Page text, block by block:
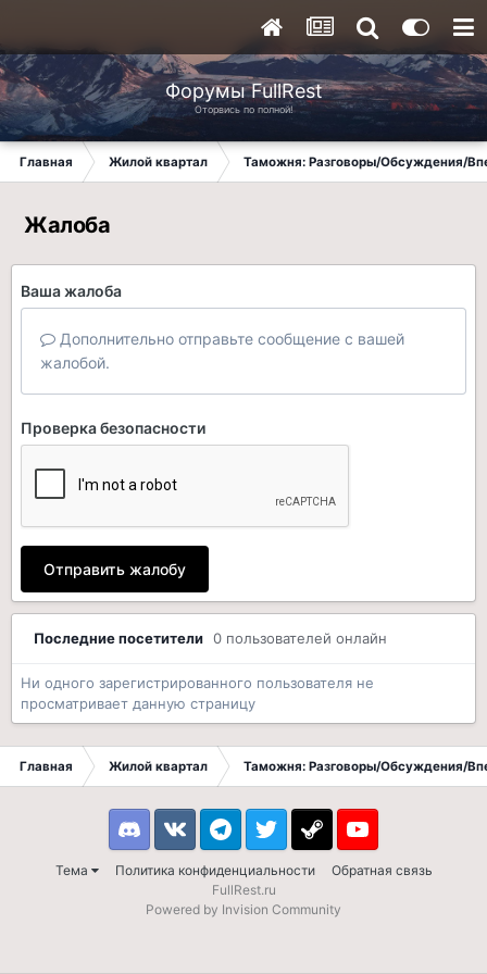
Форумы FullRest
Оторвись по полной!
Главная Жилой квартал Таможня: Разговоры/Обсуждения/
Жалоба
Ваша жалоба
Дополнительно отправьте сообщение с вашей
жалобой.
Проверка безопасности
Отправить жалобу
Последние посетители 0 пользователей онлайн
Ни одного зарегистрированного пользователя не
просматривает данную страницу
Главная Жилой квартал Таможня: Разговоры/Обсуждения/
Тема Политика конфиденциальности Обратная связь
DiscordVK TelegramTwitter Steam Youtube
FullRest.ru
Powered by Invision Community